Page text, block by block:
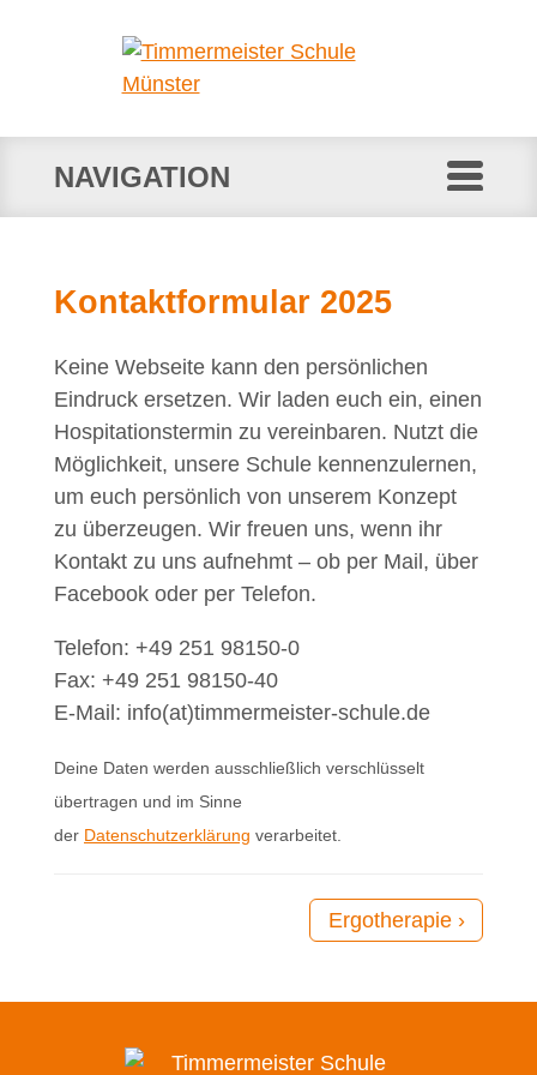
NAVIGATION
Kontaktformular 2025
Keine Webseite kann den persönlichen
Eindruck ersetzen. Wir laden euch ein, einen
Hospitationstermin zu vereinbaren. Nutzt die
Möglichkeit, unsere Schule kennenzulernen,
um euch persönlich von unserem Konzept
zu überzeugen. Wir freuen uns, wenn ihr
Kontakt zu uns aufnehmt – ob per Mail, über
Facebook oder per Telefon.
Telefon: +49 251 98150-0
Fax: +49 251 98150-40
E-Mail: info(at)timmermeister-schule.de
Deine Daten werden ausschließlich verschlüsselt
übertragen und im Sinne
der Datenschutzerklärung verarbeitet.
Ergotherapie ›